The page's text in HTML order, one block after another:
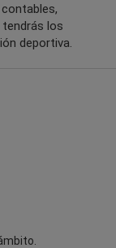
tendrás los
deportiva.